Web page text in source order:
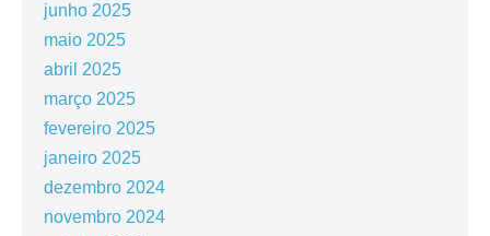
junho 2025
maio 2025
abril 2025
março 2025
fevereiro 2025
janeiro 2025
dezembro 2024
novembro 2024